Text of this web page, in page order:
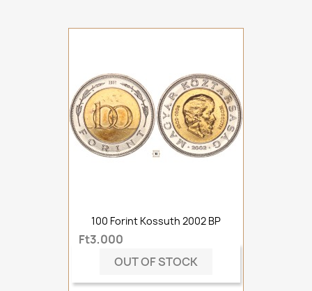
100 Forint Kossuth 2002 BP
Ft3,000
OUT OF STOCK